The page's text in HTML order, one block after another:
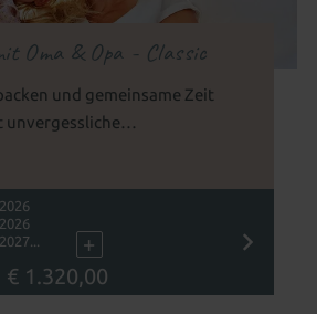
Oma & Opa - Classic
und gemeinsame Zeit
unvergessliche
+
€ 1.320,00